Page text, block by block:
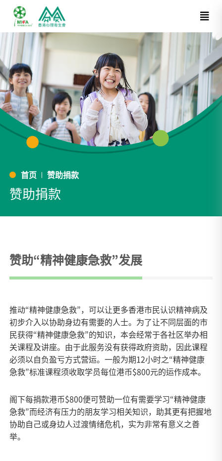
首页 赞助捐款
赞助捐款
赞助“精神健康急救”发展
推动“精神健康急救”，可以让更多香港市民认识精神病及
初步介入以协助身边有需要的人士。为了让不同层面的市
民获得“精神健康急救”的知识，本会经常于各社区举办相
关课程及讲座。由于此服务没有获得政府资助，因此课程
必须以自负盈亏方式营运。一般为期12小时之“精神健康
急救”标准课程须收取学员每位港币$800元的运作成本。
阁下每捐款港币$800便可赞助一位有需要学习“精神健康
急救”而经济有压力的朋友学习相关知识，助其更有把握地
协助自己或身边人过渡情绪危机，实为非常有意义之善
举。